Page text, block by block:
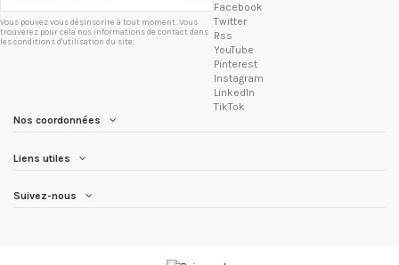
Vous pouvez vous désinscrire à tout moment. Vous
trouverez pour cela nos informations de contact dans
les conditions d'utilisation du site.
Facebook
Twitter
Rss
YouTube
Pinterest
Instagram
LinkedIn
TikTok
Nos coordonnées
Liens utiles
Suivez-nous